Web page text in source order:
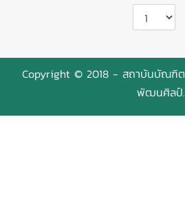
Copyright © 2018 - สถาบันบัณฑิต
พัฒนศิลป์.